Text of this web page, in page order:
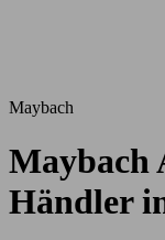
Maybach
Maybach
Händler